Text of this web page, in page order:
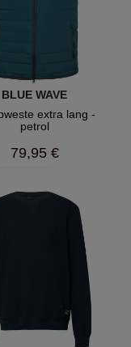
BLUE WAVE
extra lang -
petrol
79,95 €